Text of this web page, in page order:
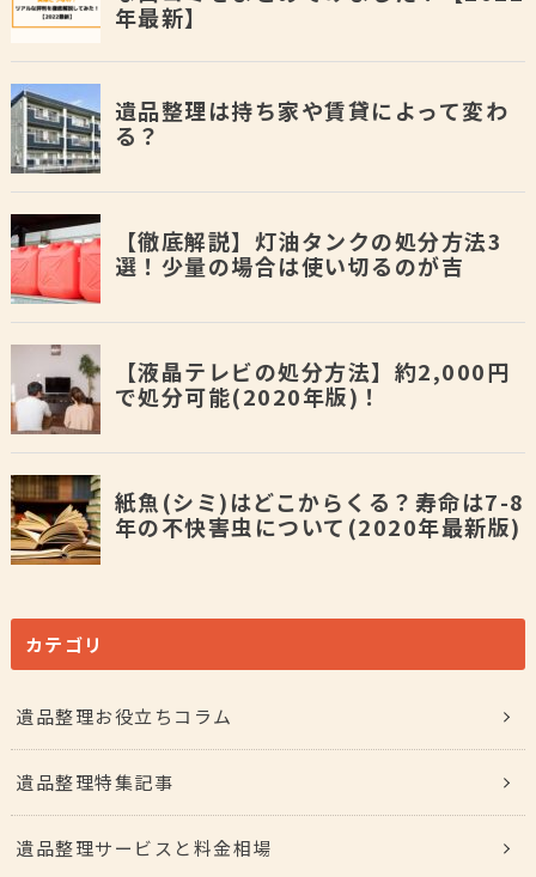
カテゴリ
遺品整理お役立ちコラム
遺品整理特集記事
遺品整理サービスと料金相場